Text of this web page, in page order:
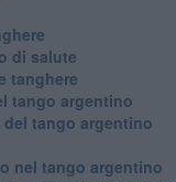
di salute
tanghere
tango argentino
tango argentino
nel tango argentino